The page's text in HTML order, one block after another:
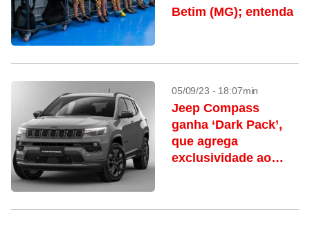
Betim (MG); entenda
05/09/23 - 18:07min
Jeep Compass
ganha ‘Dark Pack’,
que agrega
exclusividade ao